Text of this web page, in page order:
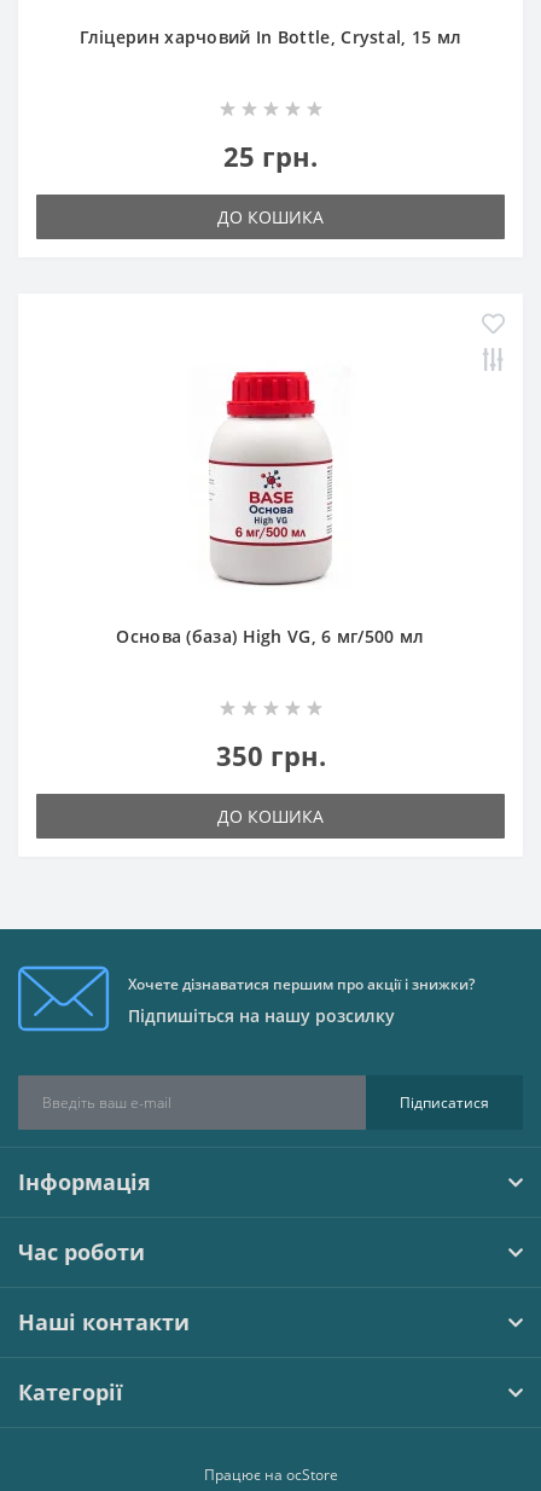
Гліцерин харчовий In Bottle, Crystal, 15 мл
25 грн.
ДО КОШИКА
Основа (база) High VG, 6 мг/500 мл
350 грн.
ДО КОШИКА
Хочете дізнаватися першим про акції і знижки?
Підпишіться на нашу розсилку
Підписатися
Інформація
Час роботи
Наші контакти
Категорії
Працює на ocStore